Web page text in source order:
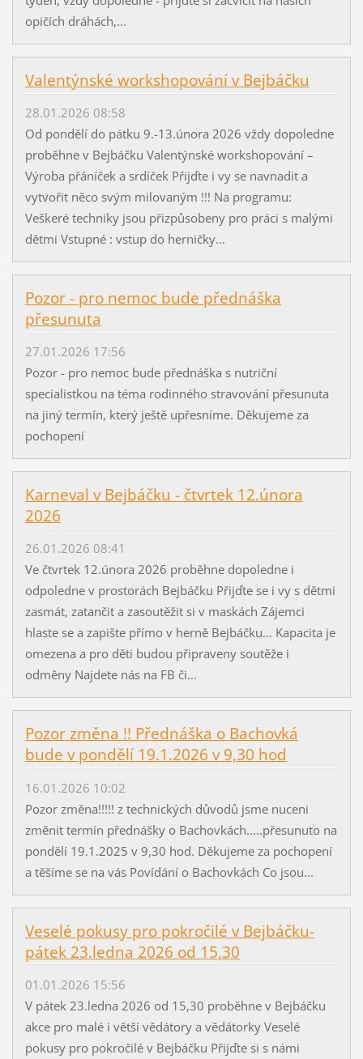
opičích dráhách,...
Valentýnské workshopování v Bejbáčku
28.01.2026 08:58
Od pondělí do pátku 9.-13.února 2026 vždy dopoledne
proběhne v Bejbáčku Valentýnské workshopování –
Výroba přáníček a srdíček Přijďte i vy se navnadit a
vytvořit něco svým milovaným !!! Na programu:
Veškeré techniky jsou přizpůsobeny pro práci s malými
dětmi Vstupné : vstup do herničky...
Pozor - pro nemoc bude přednáška
přesunuta
27.01.2026 17:56
Pozor - pro nemoc bude přednáška s nutriční
specialistkou na téma rodinného stravování přesunuta
na jiný termín, který ještě upřesníme. Děkujeme za
pochopení
Karneval v Bejbáčku - čtvrtek 12.února
2026
26.01.2026 08:41
Ve čtvrtek 12.února 2026 proběhne dopoledne i
odpoledne v prostorách Bejbáčku Přijďte se i vy s dětmi
zasmát, zatančit a zasoutěžit si v maskách Zájemci
hlaste se a zapište přímo v herně Bejbáčku… Kapacita je
omezena a pro děti budou připraveny soutěže i
odměny Najdete nás na FB či...
Pozor změna !! Přednáška o Bachovká
bude v pondělí 19.1.2026 v 9,30 hod
16.01.2026 10:02
Pozor změna!!!!! z technických důvodů jsme nuceni
změnit termín přednášky o Bachovkách.....přesunuto na
pondělí 19.1.2025 v 9,30 hod. Děkujeme za pochopení
a těšíme se na vás Povídání o Bachovkách Co jsou...
Veselé pokusy pro pokročilé v Bejbáčku-
pátek 23.ledna 2026 od 15,30
01.01.2026 15:56
V pátek 23.ledna 2026 od 15,30 proběhne v Bejbáčku
akce pro malé i větší vědátory a vědátorky Veselé
pokusy pro pokročilé v Bejbáčku Přijďte si s námi